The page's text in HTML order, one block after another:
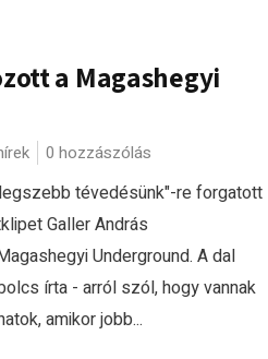
a Magashegyi
0 hozzászólás
tévedésünk"-re forgatott
Galler András
Underground. A dal
írta - arról szól, hogy vannak
amikor jobb...